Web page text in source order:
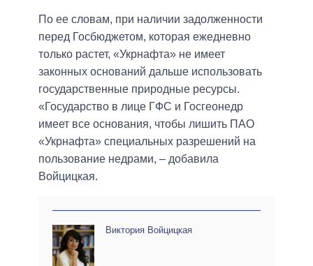
По ее словам, при наличии задолженности
перед Госбюджетом, которая ежедневно
только растет, «Укрнафта» не имеет
законных оснований дальше использовать
государственные природные ресурсы.
«Государство в лице ГФС и Госгеонедр
имеет все основания, чтобы лишить ПАО
«Укрнафта» специальных разрешений на
пользование недрами, – добавила
Войцицкая.
Виктория Войцицкая